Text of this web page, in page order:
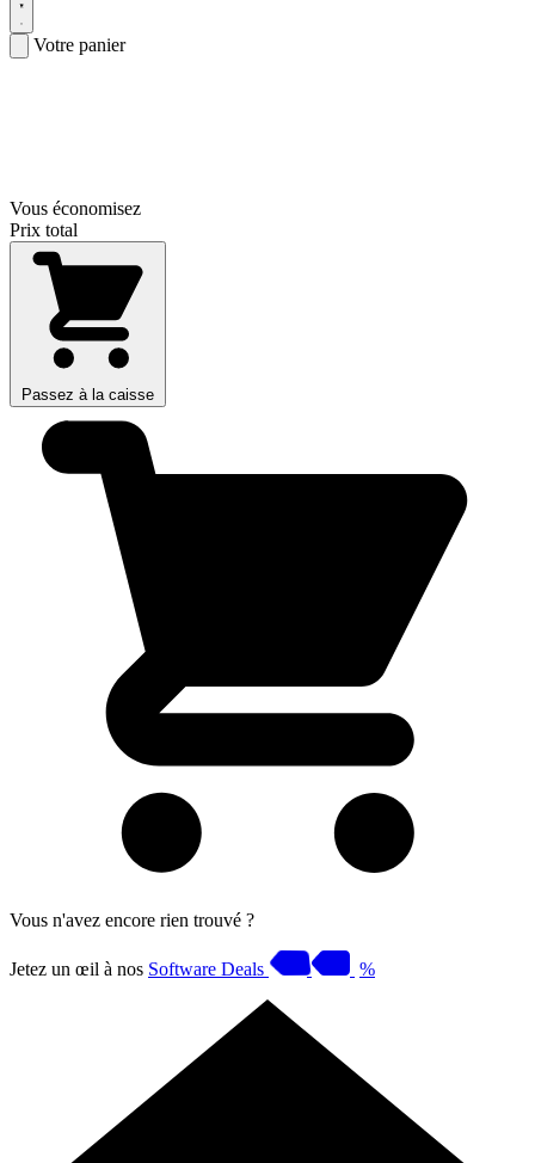
Votre panier
Vous économisez
Prix total
Passez à la caisse
Vous n'avez encore rien trouvé ?
Jetez un œil à nos Software Deals %